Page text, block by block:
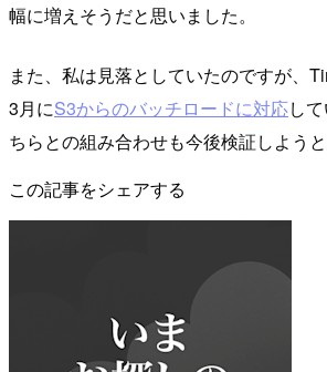
幅に増えそうだと思いました。
また、私は見落としていたのですが、
3月にS3からのバッチロードに対応し
ちらとの組み合わせも今後検証しようと
この記事をシェアする